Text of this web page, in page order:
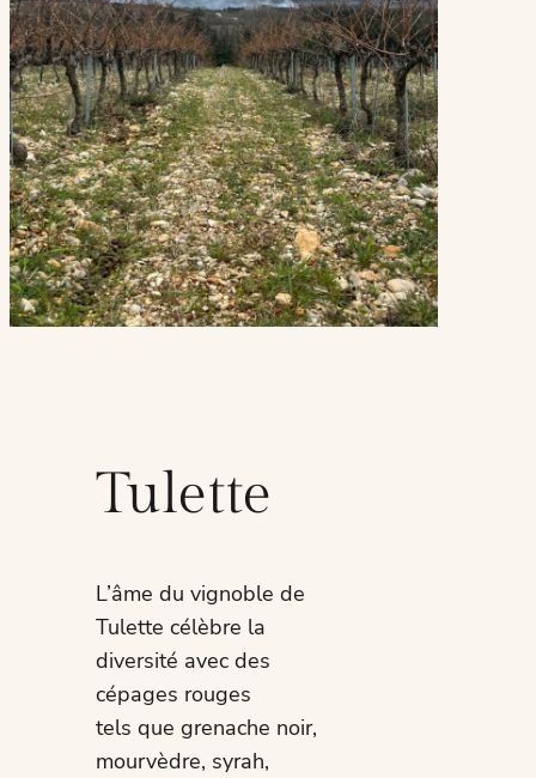
Tulette
L’âme du vignoble de
Tulette célèbre la
diversité avec des
cépages rouges
tels que grenache noir,
mourvèdre, syrah,